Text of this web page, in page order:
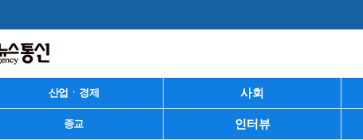
산업ㆍ경제 사회
종교 인터뷰